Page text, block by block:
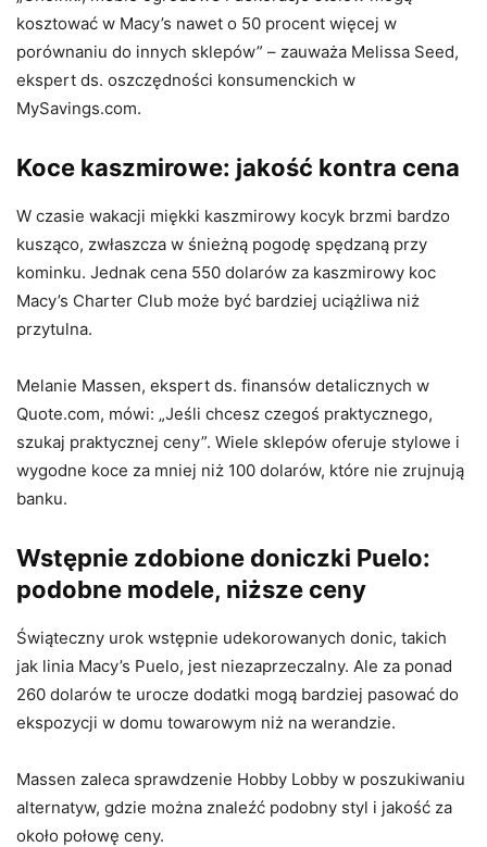
kosztować w Macy’s nawet o 50 procent więcej w
porównaniu do innych sklepów” – zauważa Melissa Seed,
ekspert ds. oszczędności konsumenckich w
MySavings.com.
Koce kaszmirowe: jakość kontra cena
W czasie wakacji miękki kaszmirowy kocyk brzmi bardzo
kusząco, zwłaszcza w śnieżną pogodę spędzaną przy
kominku. Jednak cena 550 dolarów za kaszmirowy koc
Macy’s Charter Club może być bardziej uciążliwa niż
przytulna.
Melanie Massen, ekspert ds. finansów detalicznych w
Quote.com, mówi: „Jeśli chcesz czegoś praktycznego,
szukaj praktycznej ceny”. Wiele sklepów oferuje stylowe i
wygodne koce za mniej niż 100 dolarów, które nie zrujnują
banku.
Wstępnie zdobione doniczki Puelo:
podobne modele, niższe ceny
Świąteczny urok wstępnie udekorowanych donic, takich
jak linia Macy’s Puelo, jest niezaprzeczalny. Ale za ponad
260 dolarów te urocze dodatki mogą bardziej pasować do
ekspozycji w domu towarowym niż na werandzie.
Massen zaleca sprawdzenie Hobby Lobby w poszukiwaniu
alternatyw, gdzie można znaleźć podobny styl i jakość za
około połowę ceny.